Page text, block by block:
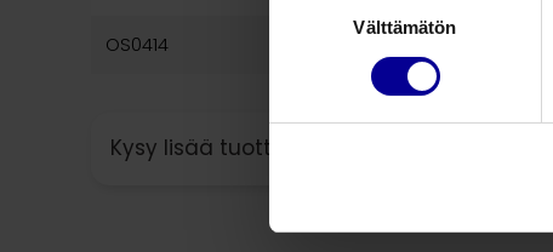
Välttämätön
OS0414 Säädettävä
Kysy lisää tuotteesta